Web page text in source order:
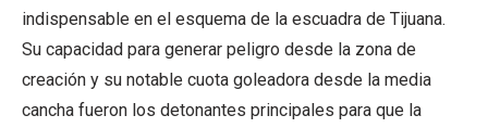
indispensable en el esquema de la escuadra de Tijuana.
Su capacidad para generar peligro desde la zona de
creación y su notable cuota goleadora desde la media
cancha fueron los detonantes principales para que la